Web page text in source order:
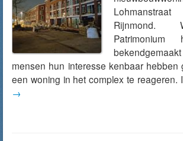
Rijnmond.
Patrimonium
mensen hun interesse kenbaar hebben
een woning in het complex te reageren.
→